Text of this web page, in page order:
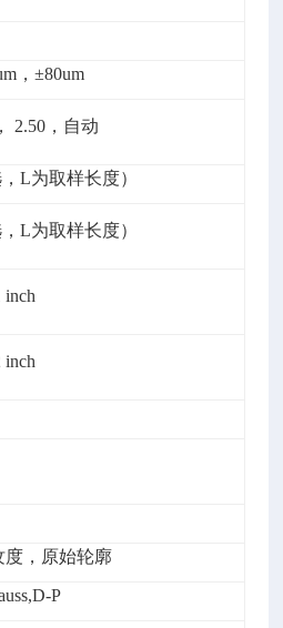
，±80um
2.50，自动
L为取样长度）
L为取样长度）
inch
inch
度，原始轮廓
P